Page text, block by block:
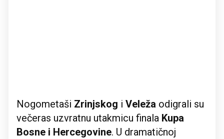
Nogometaši Zrinjskog i Veleža odigrali su
večeras uzvratnu utakmicu finala Kupa
Bosne i Hercegovine. U dramatičnoj